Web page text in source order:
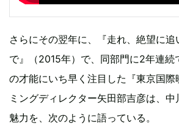
さらにその翌年に、『走れ、絶望に追
で』（2015年）で、同部門に2年連続
の才能にいち早く注目した『東京国際
ミングディレクター矢田部吉彦は、
魅力を、次のように語っている。